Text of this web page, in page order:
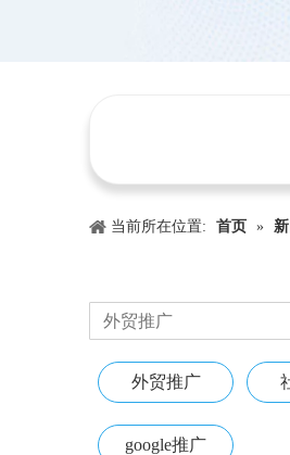
当前所在位置: 首页 »
外贸推广
google推广